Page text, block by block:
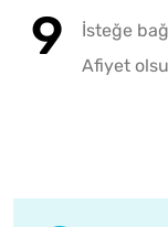
İsteğe
Afiyet